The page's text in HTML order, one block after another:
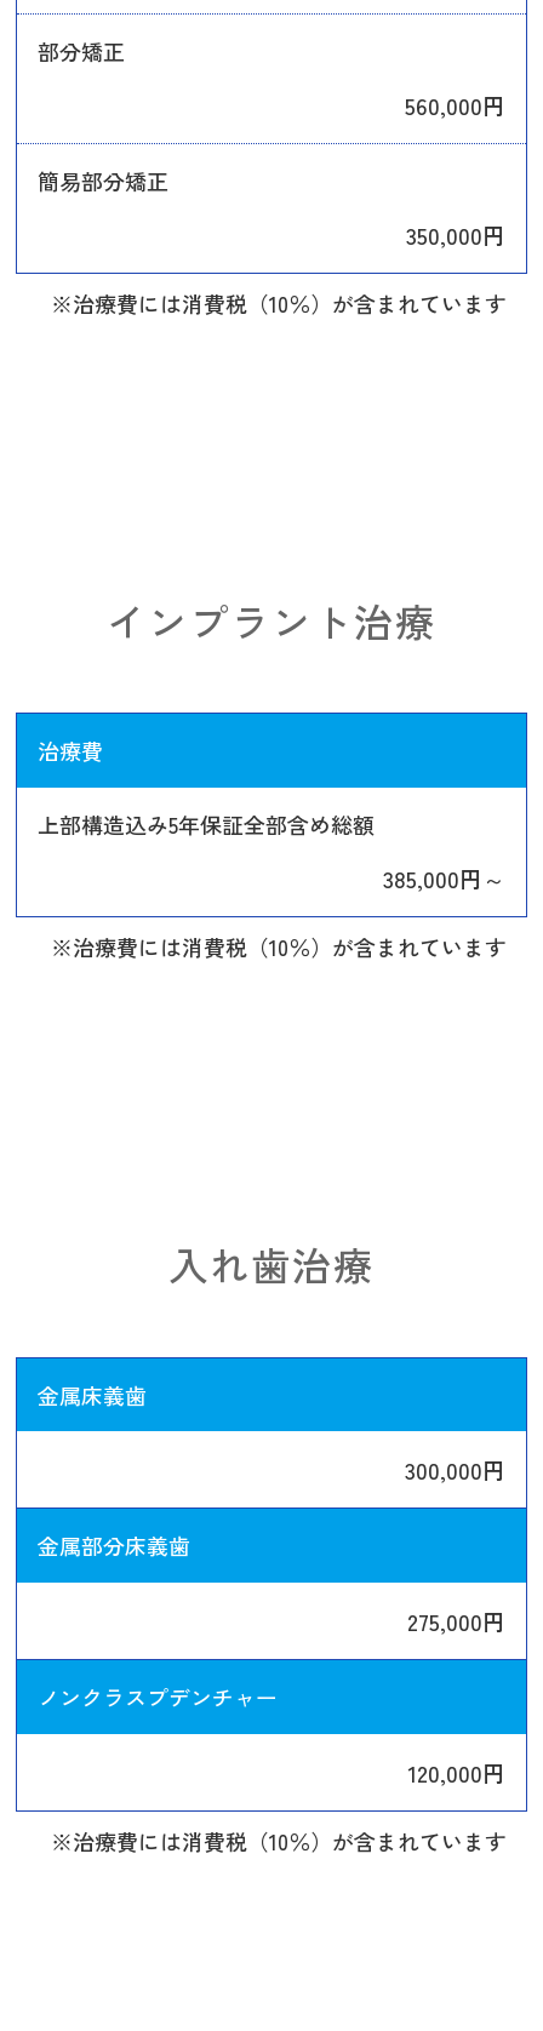
部分矯正
560,000円
簡易部分矯正
350,000円
※治療費には消費税（10％）が含まれています
インプラント治療
治療費
上部構造込み5年保証全部含め総額
385,000円～
※治療費には消費税（10％）が含まれています
入れ歯治療
金属床義歯
300,000円
金属部分床義歯
275,000円
ノンクラスプデンチャー
120,000円
※治療費には消費税（10％）が含まれています